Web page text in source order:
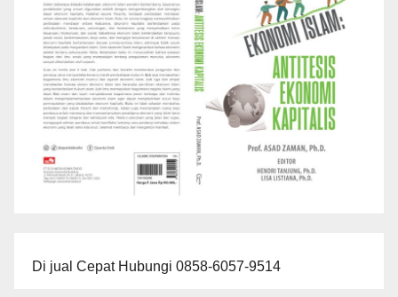
Di jual Cepat Hubungi 0858-6057-9514